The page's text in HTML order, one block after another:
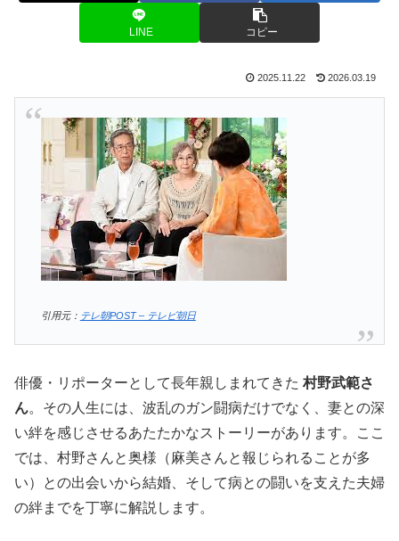
LINE コピー
2025.11.22 2026.03.19
引用元： テレ朝POST – テレビ朝日
俳優・リポーターとして長年親しまれてきた 村野武範さ
ん。その人生には、波乱のガン闘病だけでなく、妻との深
い絆を感じさせるあたたかなストーリーがあります。ここ
では、村野さんと奥様（麻美さんと報じられることが多
い）との出会いから結婚、そして病との闘いを支えた夫婦
の絆までを丁寧に解説します。